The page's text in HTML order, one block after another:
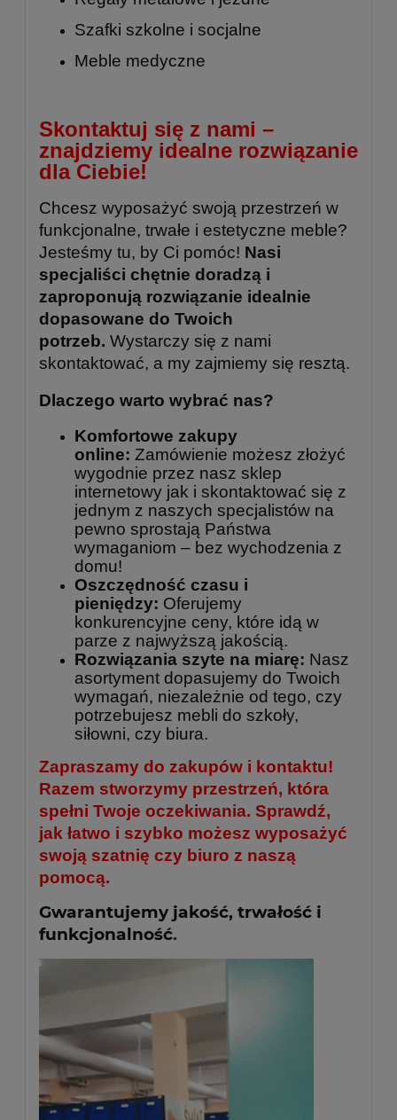
Szafki szkolne i socjalne
Meble medyczne
Skontaktuj się z nami –
znajdziemy idealne rozwiązanie
dla Ciebie!
Chcesz wyposażyć swoją przestrzeń w
funkcjonalne, trwałe i estetyczne meble?
Jesteśmy tu, by Ci pomóc! Nasi
specjaliści chętnie doradzą i
zaproponują rozwiązanie idealnie
dopasowane do Twoich
potrzeb. Wystarczy się z nami
skontaktować, a my zajmiemy się resztą.
Dlaczego warto wybrać nas?
Komfortowe zakupy
online: Zamówienie możesz złożyć
wygodnie przez nasz sklep
internetowy jak i skontaktować się z
jednym z naszych specjalistów na
pewno sprostają Państwa
wymaganiom – bez wychodzenia z
domu!
Oszczędność czasu i
pieniędzy: Oferujemy
konkurencyjne ceny, które idą w
parze z najwyższą jakością.
Rozwiązania szyte na miarę: Nasz
asortyment dopasujemy do Twoich
wymagań, niezależnie od tego, czy
potrzebujesz mebli do szkoły,
siłowni, czy biura.
Zapraszamy do zakupów i kontaktu!
Razem stworzymy przestrzeń, która
spełni Twoje oczekiwania. Sprawdź,
jak łatwo i szybko możesz wyposażyć
swoją szatnię czy biuro z naszą
pomocą.
Gwarantujemy jakość, trwałość i
funkcjonalność.